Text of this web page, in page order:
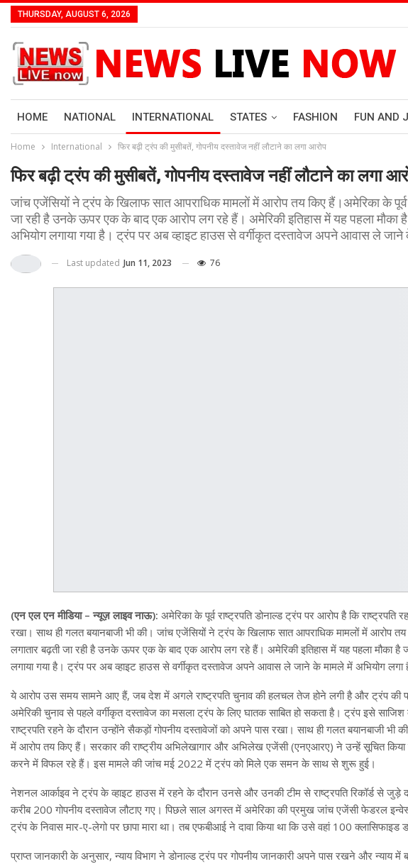
THURSDAY, AUGUST 6, 2026
HOME NATIONAL INTERNATIONAL STATES FASHION FUN AND
Home International फिर बढ़ी ट्रंप की मुसीबतें, गोपनीय दस्तावेज नहीं लौटाने का लगा आरोप
फिर बढ़ी ट्रंप की मुसीबतें, गोपनीय दस्तावेज नहीं लौटाने का लगा
जांच एजेंसियों ने ट्रंप के खिलाफ सात आपराधिक मामलों में आरोप तय किए हैं।अमेरिका के पूर्व
जा रही है उनके ऊपर एक के बाद एक आरोप लग रहे हैं। अमेरिकी इतिहास में यह पहला मौका है
अभियोग लगाया गया है। ट्रंप पर अब व्हाइट हाउस से वर्गीकृत दस्तावेज अपने आवास ले जाने
Last updated Jun 11, 2023 76
(एन एल एन मीडिया – न्यूज़ लाइव नाऊ): अमेरिका के पूर्व राष्ट्रपति डोनाल्ड ट्रंप पर आरोप है कि
रखा। साथ ही गलत बयानबाजी भी की। जांच एजेंसियों ने ट्रंप के खिलाफ सात आपराधिक मामलों में आरोप तय
लगातार बढ़ती जा रही है उनके ऊपर एक के बाद एक आरोप लग रहे हैं। अमेरिकी इतिहास में यह पहला मौका है
लगाया गया है। ट्रंप पर अब व्हाइट हाउस से वर्गीकृत दस्तावेज अपने आवास ले जाने के मामले में अभियोग लगा
ये आरोप उस समय सामने आए हैं, जब देश में अगले राष्ट्रपति चुनाव की हलचल तेज होने लगी है और ट्रंप की
अमेरिकी चुनाव से पहले वर्गीकृत दस्तावेज का मसला ट्रंप के लिए घातक साबित हो सकता है। ट्रंप इसे साजिश
राष्ट्रपति रहने के दौरान उन्होंने सैकड़ों गोपनीय दस्तावेजों को अपने पास रखा। साथ ही गलत बयानबाजी
में आरोप तय किए हैं। सरकार की राष्ट्रीय अभिलेखागार और अभिलेख एजेंसी (एनएआरए) ने उन्हें सूचित किया
करने में विफल रहे हैं। इस मामले की जांच मई 2022 में ट्रंप को मिले एक समन के साथ से शुरू हुई।
नेशनल आर्काइव ने ट्रंप के व्हाइट हाउस में रहने के दौरान उनसे और उनकी टीम से राष्ट्रपति रिकॉर्ड से जुड़े
करीब 200 गोपनीय दस्तावेज लौटाए गए। पिछले साल अगस्त में अमेरिका की प्रमुख जांच एजेंसी फेडरल
ट्रंप के निवास मार-ए-लेगो पर छापा मारा था। तब एफबीआई ने दावा किया था कि उसे वहां 100 क्लासिफाइड
प्राप्त जानकारी के अनुसार, न्याय विभाग ने डोनाल्ड ट्रंप पर गोपनीय जानकारी अपने पास रखने और न्याय